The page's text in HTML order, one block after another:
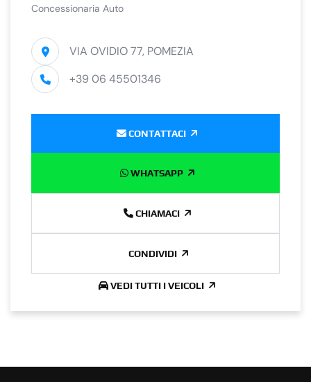
Concessionaria Auto
VIA OVIDIO 77, POMEZIA
+39 06 45501346
CONTATTACI
WHATSAPP
CHIAMACI
CONDIVIDI
VEDI TUTTI I VEICOLI